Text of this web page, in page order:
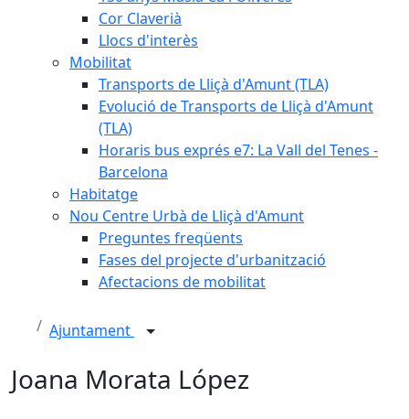
Cor Claverià
Llocs d'interès
Mobilitat
Transports de Lliçà d'Amunt (TLA)
Evolució de Transports de Lliçà d'Amunt
(TLA)
Horaris bus exprés e7: La Vall del Tenes -
Barcelona
Habitatge
Nou Centre Urbà de Lliçà d'Amunt
Preguntes freqüents
Fases del projecte d'urbanització
Afectacions de mobilitat
Ajuntament
Joana Morata López